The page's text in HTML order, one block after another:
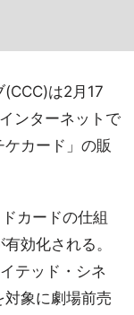
は2月17
ンターネットで
カード」の販
カードの仕組
効化される。
テッド・シネ
象に劇場前売